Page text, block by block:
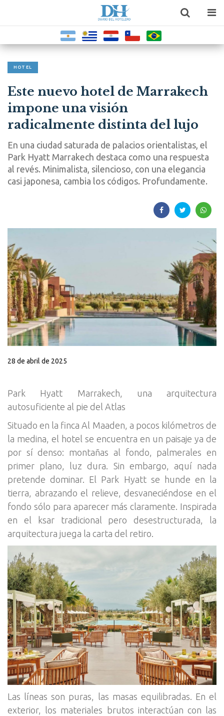
HOTEL
Este nuevo hotel de Marrakech
impone una visión
radicalmente distinta del lujo
En una ciudad saturada de palacios orientalistas, el
Park Hyatt Marrakech destaca como una respuesta
al revés. Minimalista, silencioso, con una elegancia
casi japonesa, cambia los códigos. Profundamente.
28 de abril de 2025
Park Hyatt Marrakech, una arquitectura
autosuficiente al pie del Atlas
Situado en la finca Al Maaden, a pocos kilómetros de
la medina, el hotel se encuentra en un paisaje ya de
por sí denso: montañas al fondo, palmerales en
primer plano, luz dura. Sin embargo, aquí nada
pretende dominar. El Park Hyatt se hunde en la
tierra, abrazando el relieve, desvaneciéndose en el
fondo sólo para aparecer más claramente. Inspirada
en el ksar tradicional pero desestructurada, la
arquitectura juega la carta del retiro.
Las líneas son puras, las masas equilibradas. En el
exterior, los materiales brutos interactúan con las